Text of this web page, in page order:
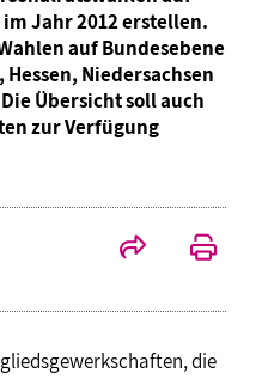
Jahr 2012 erstellen.
auf Bundesebene
Niedersachsen
Übersicht soll auch
zur Verfügung
die